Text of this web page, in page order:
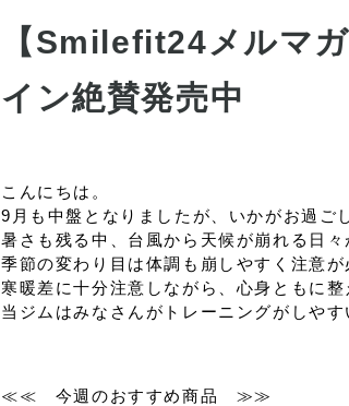
【Smilefit24メルマ
イン絶賛発売中
こんにちは。
9月も中盤となりましたが、いかがお過ご
暑さも残る中、台風から天候が崩れる日々
季節の変わり目は体調も崩しやすく注意が
寒暖差に十分注意しながら、心身ともに整
当ジムはみなさんがトレーニングがしや
≪≪ 今週のおすすめ商品 ≫≫